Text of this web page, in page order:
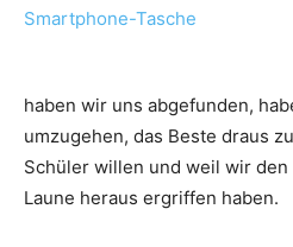
haben wir uns abgefunden,
umzugehen, das Beste draus
Schüler willen und weil wir
Laune heraus ergriffen haben.